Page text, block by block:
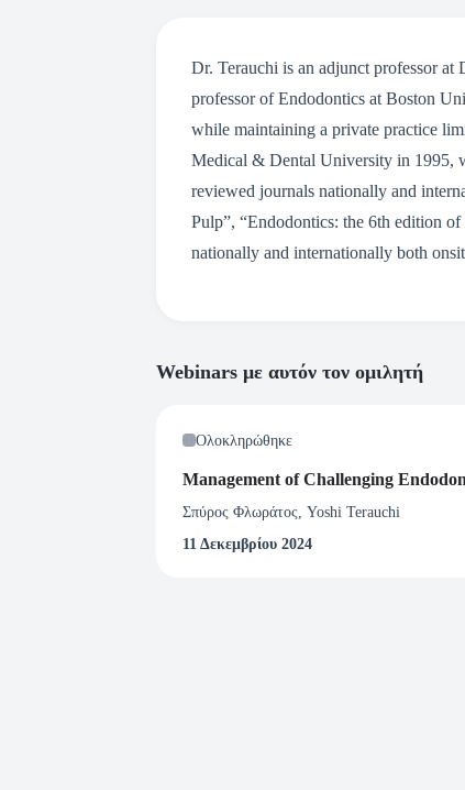
Dr. Terauchi is an adjunct professor
professor of Endodontics at Boston
while maintaining a private practice
Medical & Dental University in 1995,
reviewed journals nationally and
Pulp”, “Endodontics: the 6th edition
nationally and internationally both
Webinars με αυτόν τον ομιλητή
Ολοκληρώθηκε
Management of Challenging
Σπύρος Φλωράτος, Yoshi Terauchi
11 Δεκεμβρίου 2024